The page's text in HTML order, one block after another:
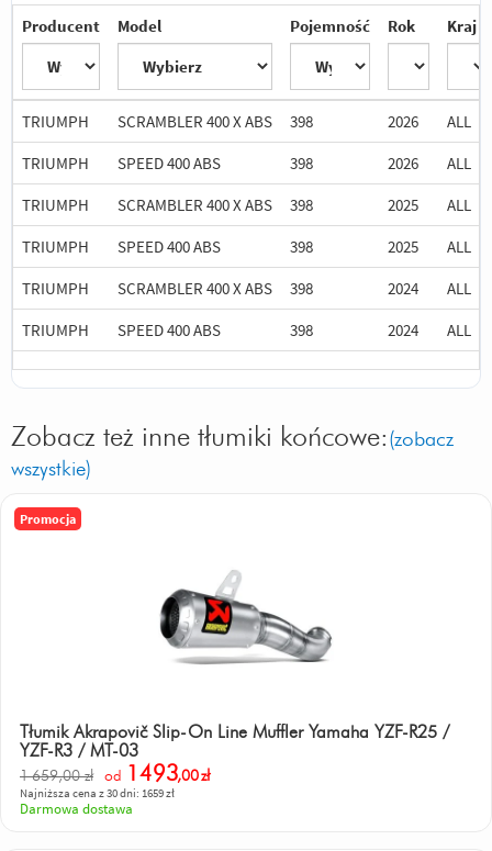
Producent Model Pojemność Rok Kraj
TRIUMPH SCRAMBLER 400 X ABS 398 2026
ALL
TRIUMPH
SPEED 400 ABS 398 2026
ALL
TRIUMPH
SCRAMBLER 400 X ABS 398 2025
ALL
TRIUMPH
SPEED 400 ABS 398 2025
ALL
TRIUMPH
SCRAMBLER 400 X ABS 398 2024
ALL
TRIUMPH
SPEED 400 ABS 398 2024 ALL
Zobacz też inne tłumiki końcowe: (zobacz
wszystkie)
Promocja
Tłumik Akrapovič Slip-On Line Muffler Yamaha YZF-R25 /
YZF-R3 / MT-03
1 659,00 zł od 1493,00zł
Najniższa cena z 30 dni: 1659 zł
Darmowa dostawa